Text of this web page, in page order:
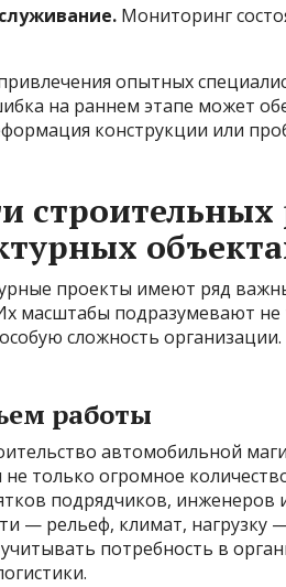
Мониторинг
опытных
на раннем этапе может
конструкции или
проекты имеют ряд
масштабы подразумевают
сложность организации.
работы
автомобильной
не только огромное
подрядчиков, инженеров
— рельеф, климат, нагрузку
потребность в